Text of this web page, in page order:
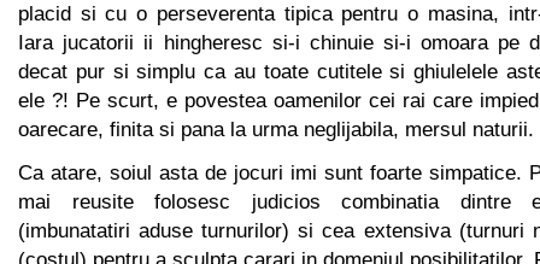
placid si cu o perseverenta tipica pentru o masina,
Iara jucatorii ii hingheresc si-i chinuie si-i omoara pe
decat pur si simplu ca au toate cutitele si ghiulelele
ele ?! Pe scurt, e povestea oamenilor cei rai care
oarecare, finita si pana la urma neglijabila, mersul naturii.
Ca atare, soiul asta de jocuri imi sunt foarte simpatice.
mai reusite folosesc judicios combinatia dintre
(imbunatatiri aduse turnurilor) si cea extensiva (turnuri
(costul) pentru a sculpta carari in domeniul posibilitatilor.